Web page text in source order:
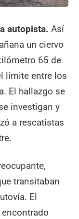
autopista. Así
un ciervo
65 de
límite entre los
El hallazgo se
investigan y
a rescatistas
transitaban
El
encontrado